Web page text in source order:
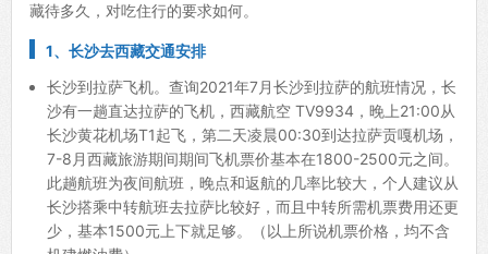
藏待多久，对吃住行的要求如何。
1、长沙去西藏交通安排
长沙到拉萨飞机。查询2021年7月长沙到拉萨的航班情况，长
沙有一趟直达拉萨的飞机，西藏航空 TV9934，晚上21:00从
长沙黄花机场T1起飞，第二天凌晨00:30到达拉萨贡嘎机场，
7-8月西藏旅游期间期间飞机票价基本在1800-2500元之间。
此趟航班为夜间航班，晚点和返航的几率比较大，个人建议从
长沙搭乘中转航班去拉萨比较好，而且中转所需机票费用还更
少，基本1500元上下就足够。（以上所说机票价格，均不含